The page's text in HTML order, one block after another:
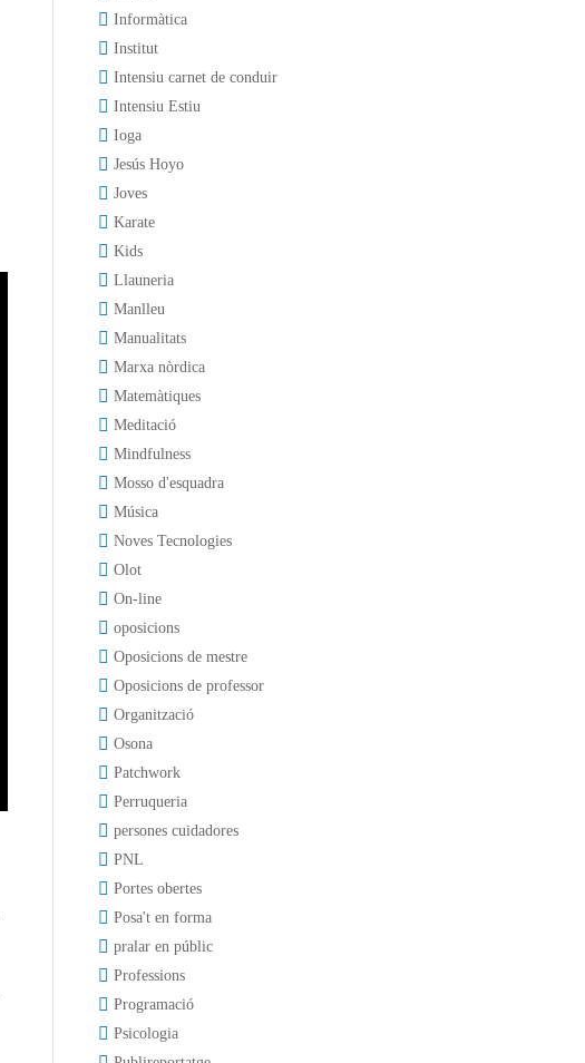
Informàtica
Institut
Intensiu carnet de conduir
Intensiu Estiu
Ioga
Jesús Hoyo
Joves
Karate
Kids
Llauneria
Manlleu
Manualitats
Marxa nòrdica
Matemàtiques
Meditació
Mindfulness
Mosso d'esquadra
Música
Noves Tecnologies
Olot
On-line
oposicions
Oposicions de mestre
Oposicions de professor
Organització
Osona
Patchwork
Perruqueria
persones cuidadores
PNL
Portes obertes
Posa't en forma
pralar en públic
Professions
Programació
Psicologia